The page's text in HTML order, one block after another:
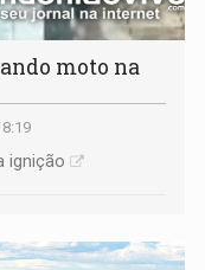
moto na
ignição